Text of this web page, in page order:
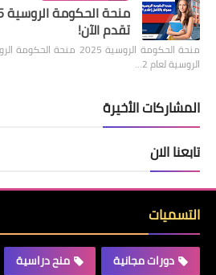
تقدم الآن!
الروسية لعام 2…
المشاركات الأخيرة
تابعنا الان
التسميات
دورات مجانية منح دراسية